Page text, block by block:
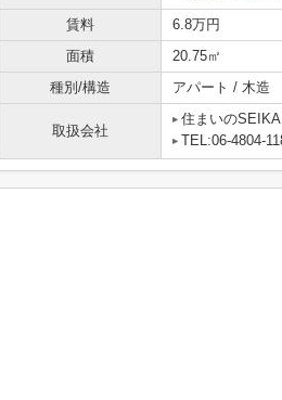
賃料 6.8万円
面積
20.75㎡
種別/構造
アパート / 木造
取扱会社
住まいの
TEL:06-4804-